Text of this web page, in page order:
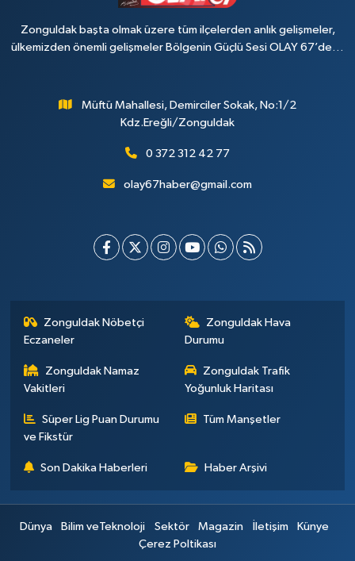
Zonguldak başta olmak üzere tüm ilçelerden anlık gelişmeler,
ülkemizden önemli gelişmeler Bölgenin Güçlü Sesi OLAY 67’de…
Müftü Mahallesi, Demirciler Sokak, No:1/2
Kdz.Ereğli/Zonguldak
0 372 312 42 77
olay67haber@gmail.com
Zonguldak Nöbetçi
Eczaneler
Zonguldak Hava
Durumu
Zonguldak Namaz
Vakitleri
Zonguldak Trafik
Yoğunluk Haritası
Süper Lig Puan Durumu
ve Fikstür
Tüm Manşetler
Son Dakika Haberleri Haber Arşivi
Dünya Bilim veTeknoloji Sektör Magazin İletişim
Künye
Çerez Poltikası